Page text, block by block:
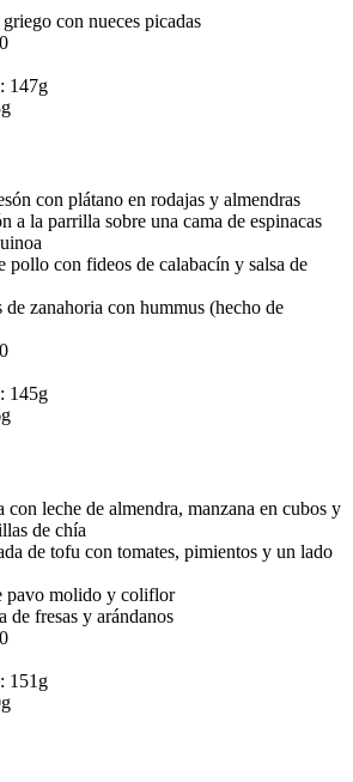
con nueces picadas
147g
con plátano en rodajas y almendras
a la parrilla sobre una cama de espinacas
pollo con fideos de calabacín y salsa de
de zanahoria con hummus (hecho de
145g
con leche de almendra, manzana en cubos y
de chía
de tofu con tomates, pimientos y un lado
pavo molido y coliflor
de fresas y arándanos
151g